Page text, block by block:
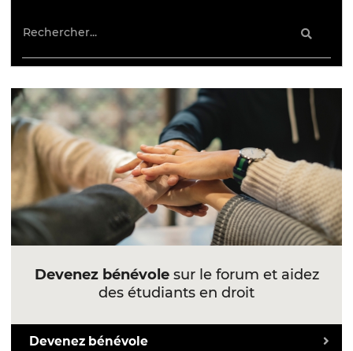
Devenez bénévolesur le forum et aidez
des étudiants en droit
Devenez bénévole